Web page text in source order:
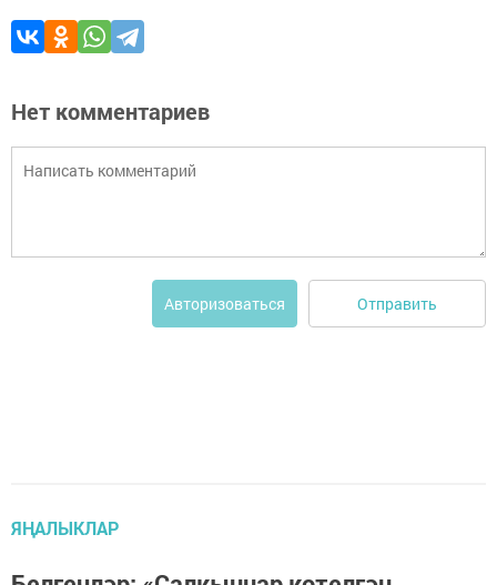
Нет комментариев
Авторизоваться Отправить
ЯҢАЛЫКЛАР